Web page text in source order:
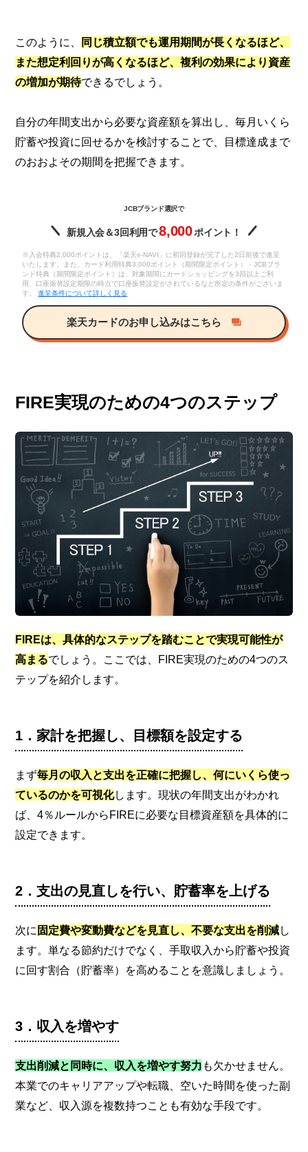
このように、
同じ積立額でも運用期間が長くなるほど、
また想定利回りが高くなるほど、複利の効果により資産
の増加が期待できるでしょう。
自分の年間支出から必要な資産額を算出し、毎月いくら
貯蓄や投資に回せるかを検討することで、目標達成まで
のおおよその期間を把握できます。
JCBブランド選択で
新規入会＆3回利用で8,000ポイント！
※入会特典2,000ポイントは、「楽天e-NAVI」に初回登録が完了した2日前後で進呈
いたします。また、カード利用特典3,000ポイント（期間限定ポイント）・JCBブラ
ンド特典（期間限定ポイント）は、対象期間にカードショッピングを3回以上ご利
用、口座振替設定期限の時点で口座振替設定がされているなど所定の条件がございま
す。進呈条件について詳しく見る
楽天カードのお申し込みはこちら
FIRE実現のための4つのステップ
FIREは、具体的なステップを踏むことで実現可能性が
高まるでしょう。ここでは、FIRE実現のための4つのス
テップを紹介します。
1．家計を把握し、目標額を設定する
まず毎月の収入と支出を正確に把握し、何にいくら使っ
ているのかを可視化します。現状の年間支出がわかれ
ば、4％ルールからFIREに必要な目標資産額を具体的に
設定できます。
2．支出の見直しを行い、貯蓄率を上げる
次に 固定費や変動費などを見直し、不要な支出を削減し
ます。単なる節約だけでなく、手取収入から貯蓄や投資
に回す割合（貯蓄率）を高めることを意識しましょう。
3．収入を増やす
支出削減と同時に、収入を増やす努力 も欠かせません。
本業でのキャリアアップや転職、空いた時間を使った副
業など、収入源を複数持つことも有効な手段です。